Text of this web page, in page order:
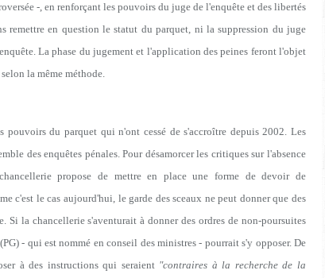
-, en renforçant les pouvoirs du juge de l'enquête et des libertés
remettre en question le statut du parquet, ni la suppression du juge
La phase du jugement et l'application des peines feront l'objet
la même méthode.
du parquet qui n'ont cessé de s'accroître depuis 2002. Les
des enquêtes pénales. Pour désamorcer les critiques sur l'absence
propose de mettre en place une forme de devoir de
c'est le cas aujourd'hui, le garde des sceaux ne peut donner que des
Si la chancellerie s'aventurait à donner des ordres de non-poursuites
- qui est nommé en conseil des ministres - pourrait s'y opposer. De
à des instructions qui seraient "contraires à la recherche de la